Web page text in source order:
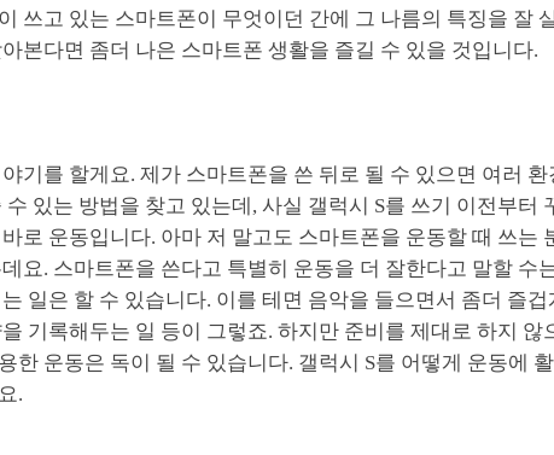
쓰고 있는 스마트폰이 무엇이던 간에 그 나름의 특징을 잘
본다면 좀더 나은 스마트폰 생활을 즐길 수 있을 것입니다.
기를 할게요. 제가 스마트폰을 쓴 뒤로 될 수 있으면 여러 환
수 있는 방법을 찾고 있는데, 사실 갤럭시 S를 쓰기 이전부터
로 운동입니다. 아마 저 말고도 스마트폰을 운동할 때 쓰는
요. 스마트폰을 쓴다고 특별히 운동을 더 잘한다고 말할 수
일은 할 수 있습니다. 이를 테면 음악을 들으면서 좀더 즐
기록해두는 일 등이 그렇죠. 하지만 준비를 제대로 하지 않
한 운동은 독이 될 수 있습니다. 갤럭시 S를 어떻게 운동에
.